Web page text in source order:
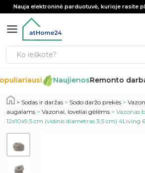
Nauja elektroninė parduotuvė, kurioje rasite
NaujienosRemonto
Sodas ir daržas > Sodo daržo prekės >
augalams >Vazonai, loveliai gėlėms > Vazonas
12x10x9,5 cm (vidinis diametras 3,5 cm) 4Living